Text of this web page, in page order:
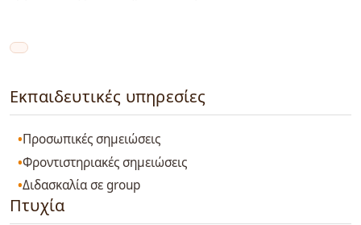
Εκπαιδευτικές υπηρεσίες
Προσωπικές σημειώσεις
Φροντιστηριακές σημειώσεις
Διδασκαλία σε group
Πτυχία